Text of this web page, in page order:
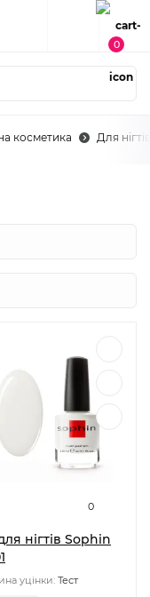
0
косметика Для нігтів
0
нігтів Sophin
уцінки: Тест